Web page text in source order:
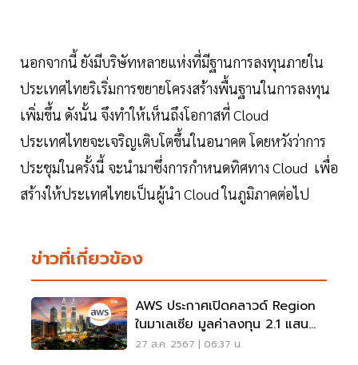
นอกจากนี้ ยังมีบริษัทหลายแห่งที่มีฐานการลงทุนภายใน
ประเทศไทยริเริ่มการขยายโครงสร้างพื้นฐานในการลงทุน
เพิ่มขึ้น ดังนั้น จึงทำให้เห็นถึงโอกาสที่ Cloud
ประเทศไทยจะเจริญเติบโตขึ้นในอนาคต โดยหวังว่าการ
ประชุมในครั้งนี้ จะนำมาซึ่งการกำหนดทิศทาง Cloud เพื่อ
สร้างให้ประเทศไทยเป็นผู้นำ Cloud ในภูมิภาคต่อไป
ข่าวที่เกี่ยวข้อง
AWS ประกาศเปิดคลาวด์ Region
ในมาเลเซีย มูลค่าลงทุน 2.1 แสน
ล้าน
27 ส.ค. 2567 | 06:37 น.